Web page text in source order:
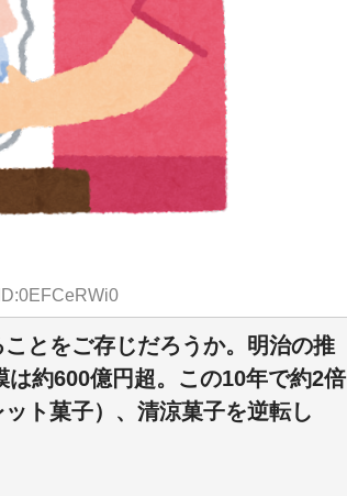
とをご存じだろうか。明治の推
約600億円超。この10年で約2倍
ト菓子）、清涼菓子を逆転し